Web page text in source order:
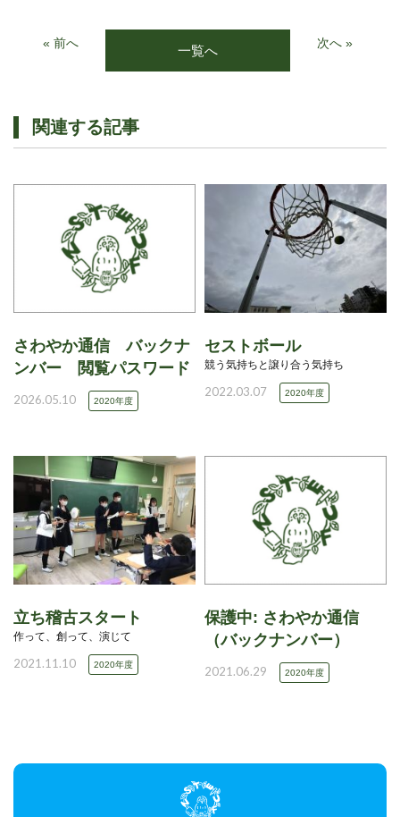
« 前へ 一覧へ 次へ »
関連する記事
さわやか通信 バックナ
ンバー 閲覧パスワード
2026.05.10 2020年度
セストボール
競う気持ちと譲り合う気持ち
2022.03.07 2020年度
立ち稽古スタート
作って、創って、演じて
2021.11.10 2020年度
保護中: さわやか通信
（バックナンバー）
2021.06.29 2020年度